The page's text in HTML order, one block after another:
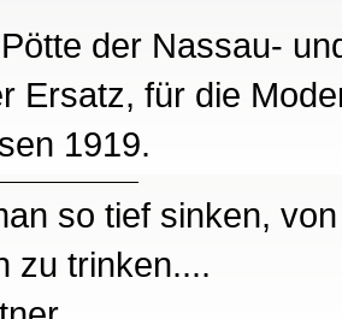
der Nassau-
Ersatz, für die
1919.
so tief sinken,
zu trinken....